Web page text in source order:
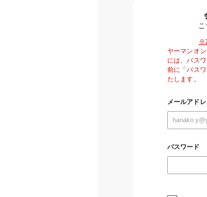
ヤーマンオ
には、パス
前に「パス
たします。
メールアドレ
パスワード